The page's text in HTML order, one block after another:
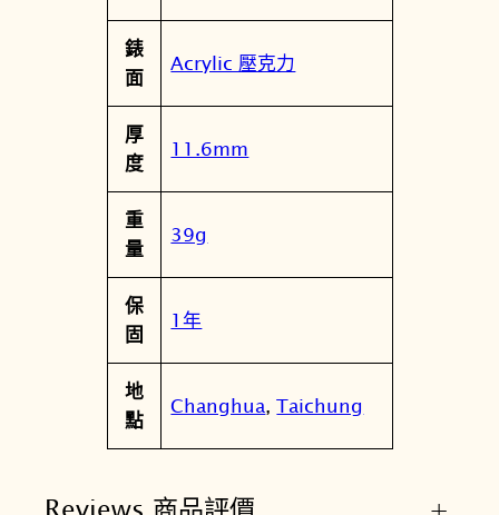
錶
面
Acrylic 壓克力
厚
度
11.6mm
重
量
39g
保
固
1年
地
點
Changhua,Taichung
Reviews 商品評價 +